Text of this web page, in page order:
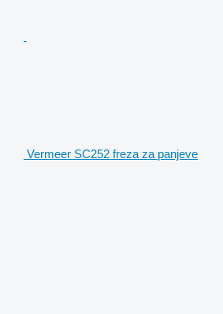
Vermeer SC252 freza za panjeve